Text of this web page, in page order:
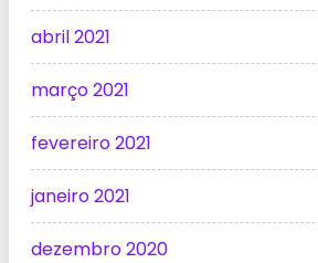
abril 2021
março 2021
fevereiro 2021
janeiro 2021
dezembro 2020